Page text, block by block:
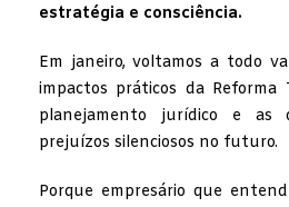
estratégia e consciência.
Em janeiro, voltamos a todo
impactos práticos da Reforma
planejamento jurídico e as
prejuízos silenciosos no futuro.
Porque empresário que